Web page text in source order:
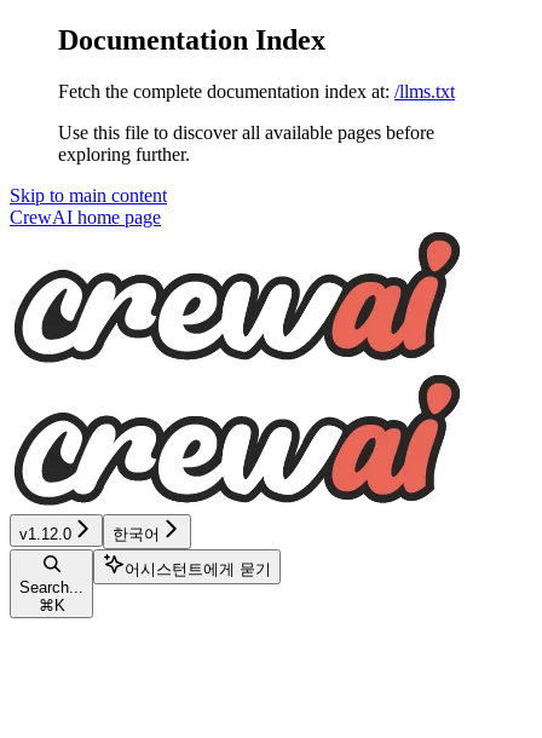
Documentation Index
Fetch the complete documentation index at: /llms.txt
Use this file to discover all available pages before
exploring further.
Skip to main content
CrewAI home page
v1.12.0 한국어
Search...
⌘ K
어시스턴트에게 묻기